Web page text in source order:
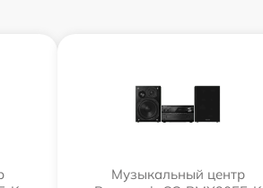
Музыкальный центр